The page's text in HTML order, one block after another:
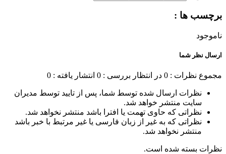
برچسب ها :
ناموجود
ارسال نظر شما
مجموع نظرات : 0 در انتظار بررسی : 0 انتشار یافته : 0
نظرات ارسال شده توسط شما، پس از تایید توسط مدیران
سایت منتشر خواهد شد.
نظراتی که حاوی تهمت یا افترا باشد منتشر نخواهد شد.
نظراتی که به غیر از زبان فارسی یا غیر مرتبط با خبر باشد
منتشر نخواهد شد.
نظرات بسته شده است.